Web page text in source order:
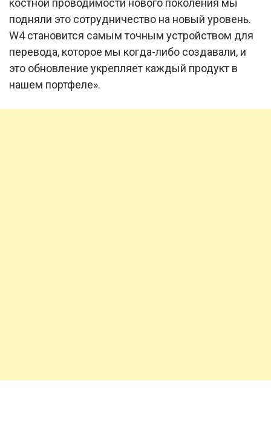
костной проводимости нового поколения мы
подняли это сотрудничество на новый уровень.
W4 становится самым точным устройством для
перевода, которое мы когда-либо создавали, и
это обновление укрепляет каждый продукт в
нашем портфеле».